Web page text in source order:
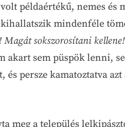
példaértékű, nemes és
mindenféle
Magát sokszorosítani
akart sem püspök lenni,
persze kamatoztatva azt
meg a település